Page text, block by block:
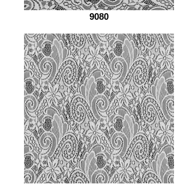
9080